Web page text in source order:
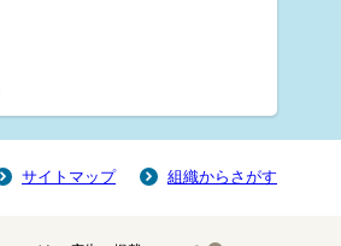
サイトマップ 組織からさがす